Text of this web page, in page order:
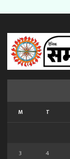
M T
3
4